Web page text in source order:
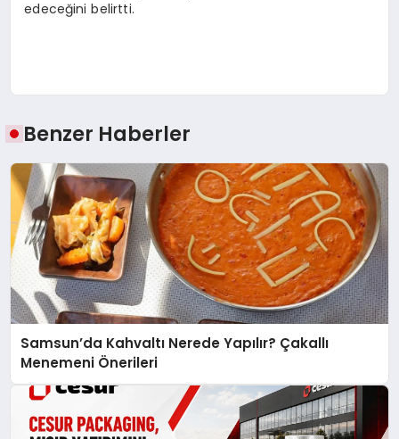
edeceğini belirtti.
Benzer Haberler
Samsun’da Kahvaltı Nerede Yapılır? Çakallı
Menemeni Önerileri